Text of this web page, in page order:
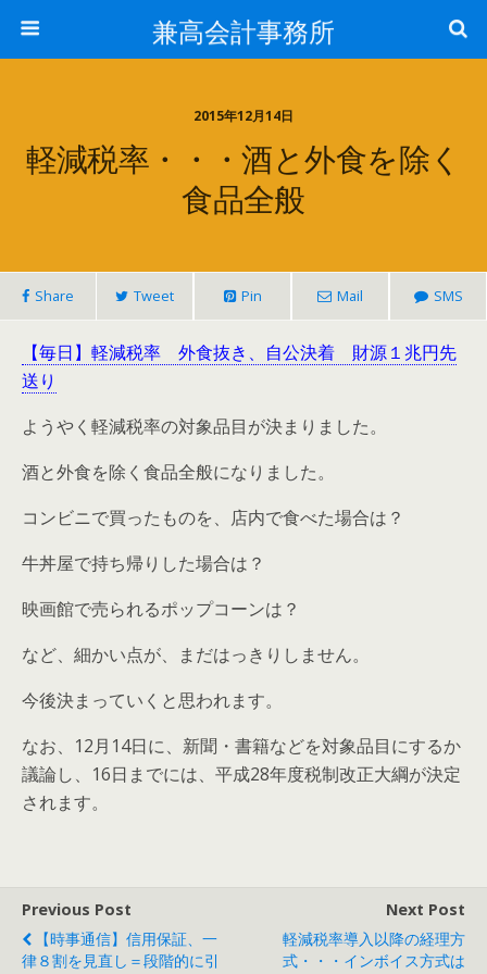
兼高会計事務所
2015年12月14日
軽減税率・・・酒と外食を除く
食品全般
Share Tweet Pin Mail SMS
【毎日】軽減税率 外食抜き、自公決着 財源１兆円先
送り
ようやく軽減税率の対象品目が決まりました。
酒と外食を除く食品全般になりました。
コンビニで買ったものを、店内で食べた場合は？
牛丼屋で持ち帰りした場合は？
映画館で売られるポップコーンは？
など、細かい点が、まだはっきりしません。
今後決まっていくと思われます。
なお、12月14日に、新聞・書籍などを対象品目にするか
議論し、16日までには、平成28年度税制改正大綱が決定
されます。
Previous Post
【時事通信】信用保証、一
律８割を見直し＝段階的に引
Next Post
軽減税率導入以降の経理方
式・・・インボイス方式は